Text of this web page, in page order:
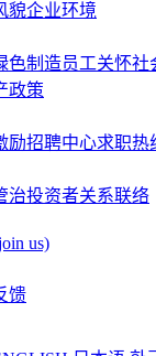
貌企业环境
色制造员工关怀社
政策
励招聘中心求职热
治投资者关系联络
us)
馈